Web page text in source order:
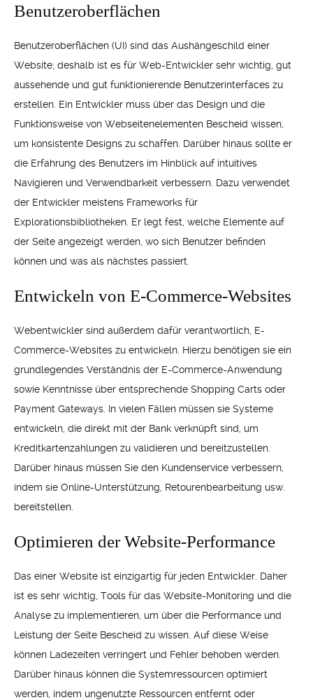
Benutzeroberflächen
Benutzeroberflächen (UI) sind das Aushängeschild einer
Website; deshalb ist es für Web-Entwickler sehr wichtig, gut
aussehende und gut funktionierende Benutzerinterfaces zu
erstellen. Ein Entwickler muss über das Design und die
Funktionsweise von Webseitenelementen Bescheid wissen,
um konsistente Designs zu schaffen. Darüber hinaus sollte er
die Erfahrung des Benutzers im Hinblick auf intuitives
Navigieren und Verwendbarkeit verbessern. Dazu verwendet
der Entwickler meistens Frameworks für
Explorationsbibliotheken. Er legt fest, welche Elemente auf
der Seite angezeigt werden, wo sich Benutzer befinden
können und was als nächstes passiert.
Entwickeln von E-Commerce-Websites
Webentwickler sind außerdem dafür verantwortlich, E-
Commerce-Websites zu entwickeln. Hierzu benötigen sie ein
grundlegendes Verständnis der E-Commerce-Anwendung
sowie Kenntnisse über entsprechende Shopping Carts oder
Payment Gateways. In vielen Fällen müssen sie Systeme
entwickeln, die direkt mit der Bank verknüpft sind, um
Kreditkartenzahlungen zu validieren und bereitzustellen.
Darüber hinaus müssen Sie den Kundenservice verbessern,
indem sie Online-Unterstützung, Retourenbearbeitung usw.
bereitstellen.
Optimieren der Website-Performance
Das einer Website ist einzigartig für jeden Entwickler. Daher
ist es sehr wichtig, Tools für das Website-Monitoring und die
Analyse zu implementieren, um über die Performance und
Leistung der Seite Bescheid zu wissen. Auf diese Weise
können Ladezeiten verringert und Fehler behoben werden.
Darüber hinaus können die Systemressourcen optimiert
werden, indem ungenutzte Ressourcen entfernt oder